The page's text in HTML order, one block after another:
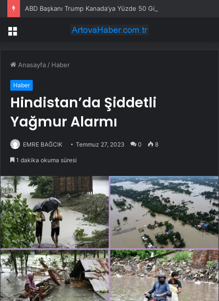
Menü
Anasayfa / Haber
Haber
Hindistan’da Şiddetli
Yağmur Alarmı
EMRE BAĞCIK Temmuz 27, 2023 0 8
1 dakika okuma süresi